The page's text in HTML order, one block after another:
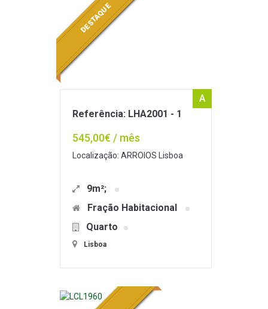
DESTAQUE
A
Referência: LHA2001 - 1
545,00€ / mês
Localização: ARROIOS Lisboa
9m²;
Fração Habitacional
Quarto
Lisboa